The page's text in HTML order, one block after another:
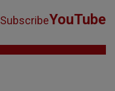
SubscribeYouTube